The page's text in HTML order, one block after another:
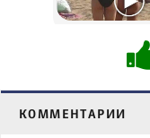
КОММЕНТАРИИ